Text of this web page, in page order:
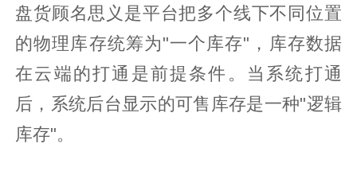
盘货顾名思义是平台把多个线下不同位置
的物理库存统筹为"一个库存"，库存数据
在云端的打通是前提条件。当系统打通
后，系统后台显示的可售库存是一种"逻辑
库存"。